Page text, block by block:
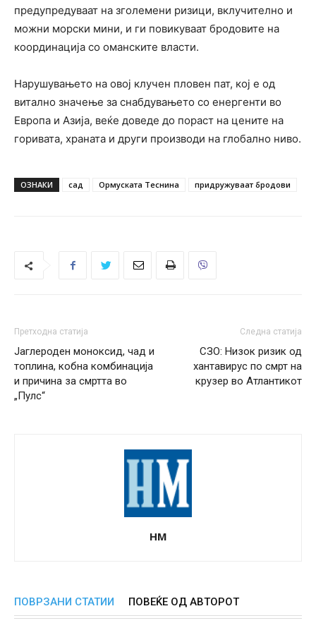
предупредуваат на зголемени ризици, вклучително и
можни морски мини, и ги повикуваат бродовите на
координација со оманските власти.
Нарушувањето на овој клучен пловен пат, кој е од
витално значење за снабдувањето со енергенти во
Европа и Азија, веќе доведе до пораст на цените на
горивата, храната и други производи на глобално ниво.
ОЗНАКИ сад Ормуската Теснина придружуваат бродови
Претходна статија
Јаглероден моноксид, чад и
топлина, кобна комбинација
и причина за смртта во
„Пулс“
Следна статија
СЗО: Низок ризик од
хантавирус по смрт на
крузер во Атлантикот
НМ
ПОВРЗАНИ СТАТИИ ПОВЕЌЕ ОД АВТОРОТ